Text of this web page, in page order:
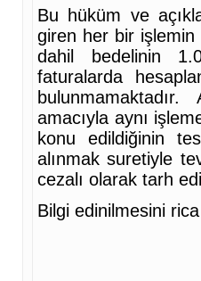
Bu hüküm ve
giren her bir işlemin
dahil bedelinin
faturalarda
amacıyla aynı
konu edildiğinin
alınmak suretiyle
cezalı olarak tarh
Bilgi edinilmesini